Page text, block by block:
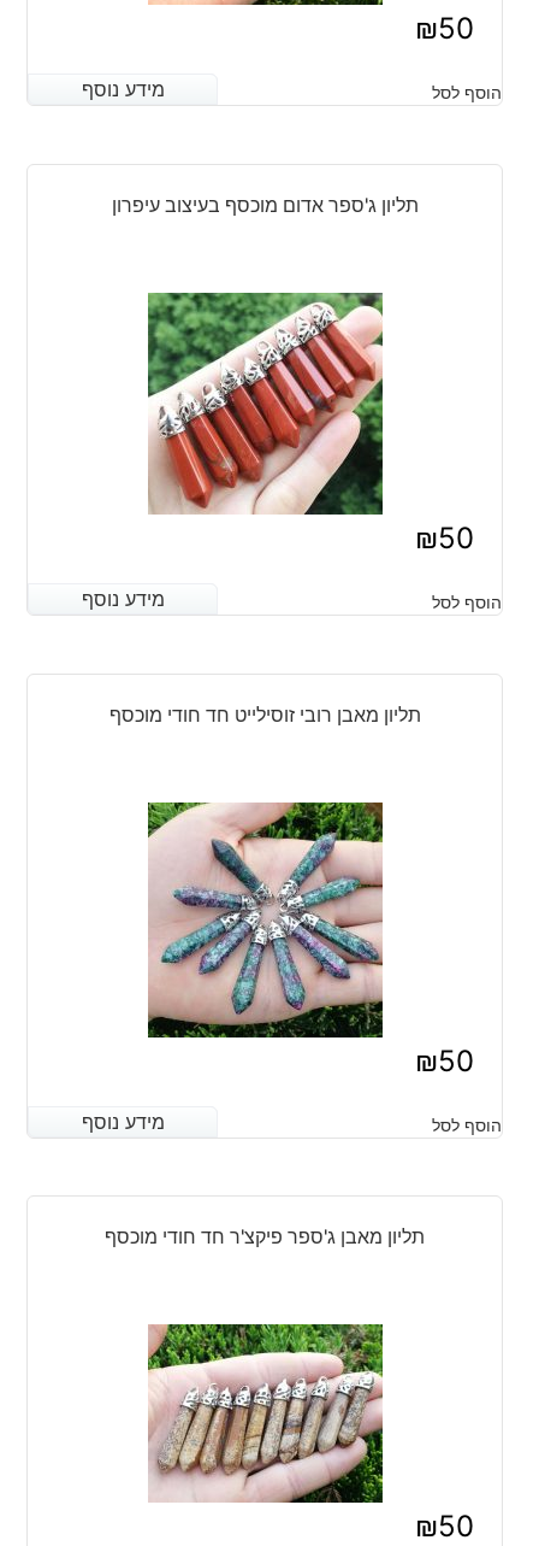
₪50
מידע נוסף הוסף לסל מידע נוסף
תליון ג'ספר אדום מוכסף בעיצוב עיפרון
₪50
מידע נוסף הוסף לסל מידע נוסף
תליון מאבן רובי זוסילייט חד חודי מוכסף
₪50
מידע נוסף הוסף לסל מידע נוסף
תליון מאבן ג'ספר פיקצ'ר חד חודי מוכסף
₪50